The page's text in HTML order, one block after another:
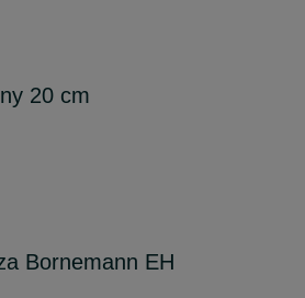
20 cm
Bornemann EH